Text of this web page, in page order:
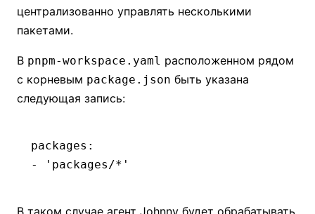
централизованно управлять несколькими
пакетами.
В pnpm-workspace.yaml расположенном рядом
с корневым package.json быть указана
следующая запись:
packages :
-
'packages/*'
В таком случае агент Johnny будет обрабатывать